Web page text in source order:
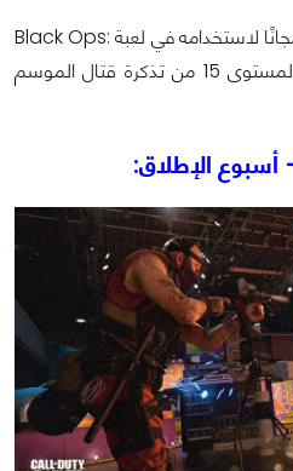
يمكنك الحصول على MAC 10 مجانًا لاستخدامه في لعبة Black Ops:
Cold War وWarzone في المستوى 15 من تذكرة قتال الموسم